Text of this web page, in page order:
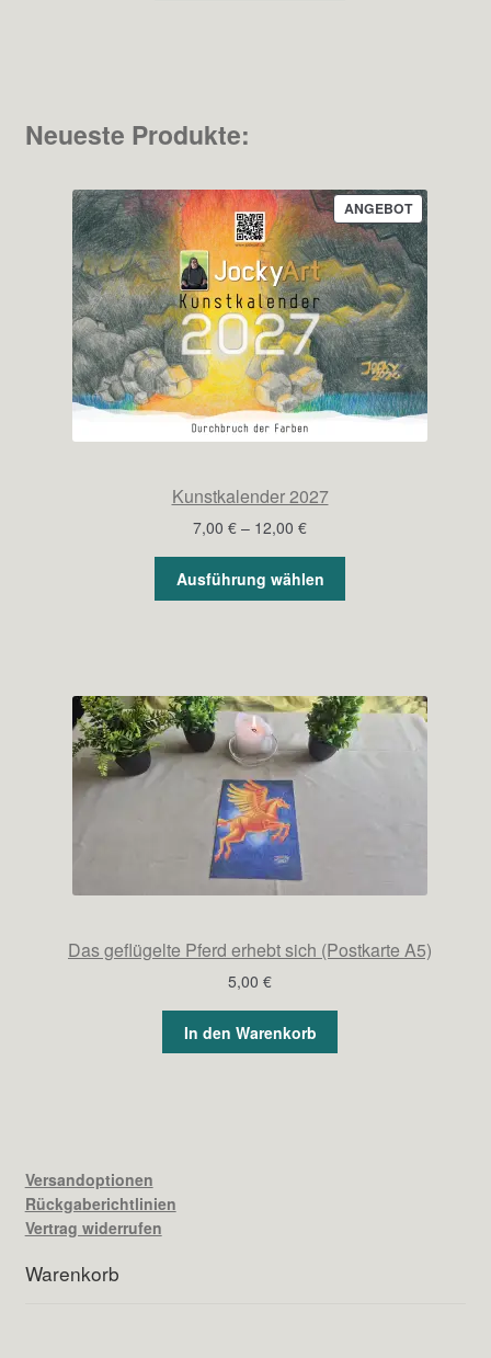
Neueste Produkte:
ANGEBOTPRODUKT
IM
ANGEBOT
Kunstkalender 2027
7,00 € – 12,00 €Preisspanne:
bis
12,00 €
Ausführung wählen
Das geflügelte Pferd erhebt sich (Postkarte A5)
5,00 €
In den Warenkorb
Versandoptionen
Rückgaberichtlinien
Vertrag widerrufen
Warenkorb